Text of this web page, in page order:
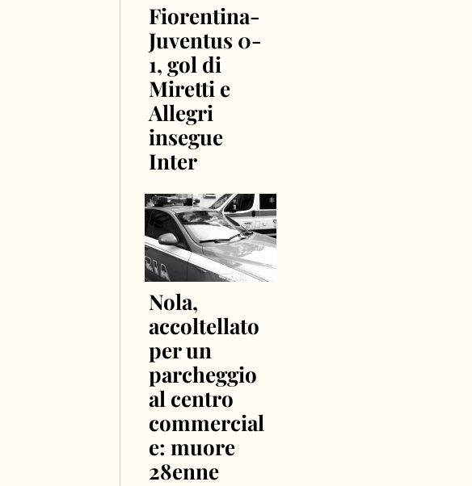
Fiorentina-
Juventus 0-
1, gol di
Miretti e
Allegri
insegue
Inter
Nola,
accoltellato
per un
parcheggio
al centro
commercial
e: muore
28enne